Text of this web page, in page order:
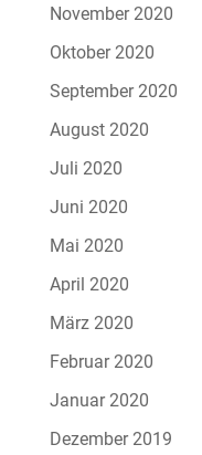
November 2020
Oktober 2020
September 2020
August 2020
Juli 2020
Juni 2020
Mai 2020
April 2020
März 2020
Februar 2020
Januar 2020
Dezember 2019